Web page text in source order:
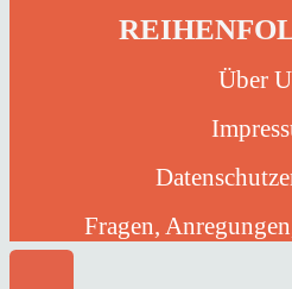
Über
Fragen,